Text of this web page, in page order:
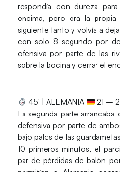
respondía con dureza
encima, pero era la propia
siguiente tanto y volvía a
con solo 8 segundo por
ofensiva por parte de las
sobre la bocina y cerrar el
45′ | ALEMANIA 21 –
La segunda parte arrancaba
defensiva por parte de
bajo palos de las
10 primeros minutos, el
par de pérdidas de balón